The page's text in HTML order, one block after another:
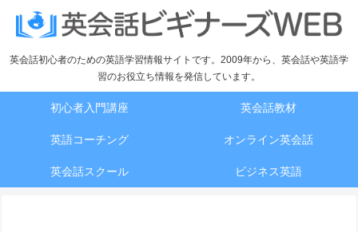
英会話初心者のための英語学習情報サイトです。2009年から、英会話や英語学
習のお役立ち情報を発信しています。
初心者入門講座 英会話教材
英語コーチング オンライン英会話
英会話スクール ビジネス英語